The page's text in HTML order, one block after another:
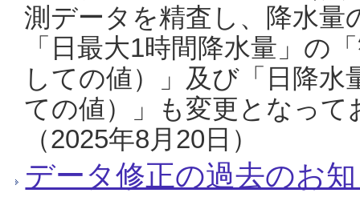
測データを精査し、降水
「日最大1時間降水量」の
しての値）」及び「日降
ての値）」も変更となっ
（2025年8月20日）
データ修正の過去のお